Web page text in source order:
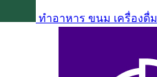
ทำอาหาร ขนม เครื่องดื่ม